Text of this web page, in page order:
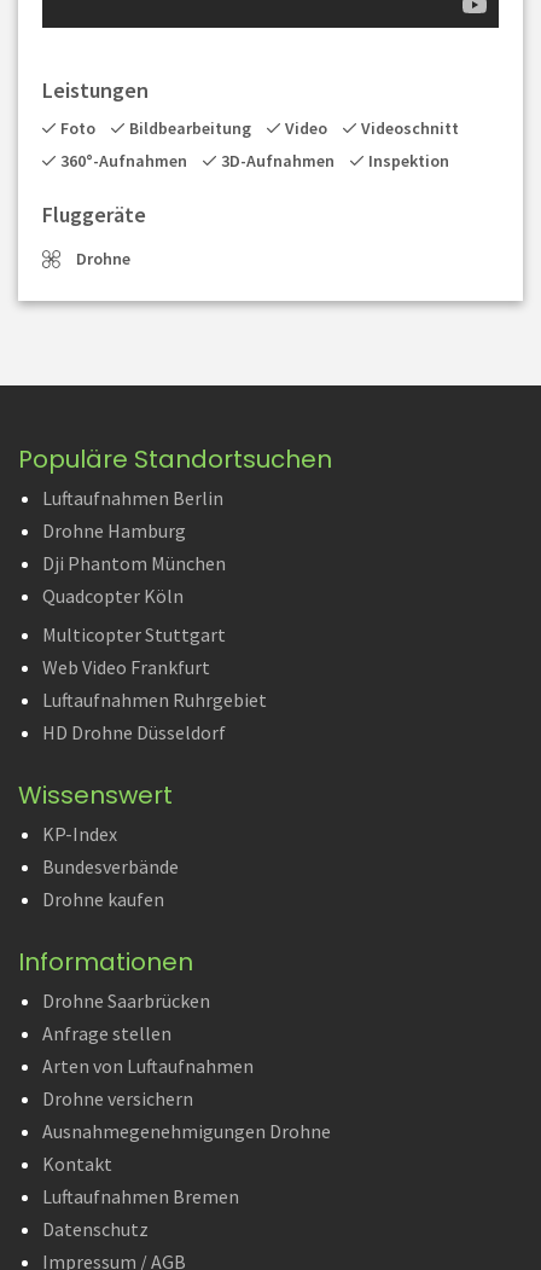
Leistungen
Foto Bildbearbeitung Video
Videoschnitt
360°-Aufnahmen
3D-Aufnahmen Inspektion
Fluggeräte
Drohne
Populäre Standortsuchen
Luftaufnahmen Berlin
Drohne Hamburg
Dji Phantom München
Quadcopter Köln
Multicopter Stuttgart
Web Video Frankfurt
Luftaufnahmen Ruhrgebiet
HD Drohne Düsseldorf
Wissenswert
KP-Index
Bundesverbände
Drohne kaufen
Informationen
Drohne Saarbrücken
Anfrage stellen
Arten von Luftaufnahmen
Drohne versichern
Ausnahmegenehmigungen Drohne
Kontakt
Luftaufnahmen Bremen
Datenschutz
Impressum / AGB